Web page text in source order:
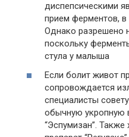
диспепсическими
прием ферментов, в
Однако разрешено
поскольку
стула у малыша
Если болит живот
сопровождается
специалисты
обычную укропную
“Эспумизан”.